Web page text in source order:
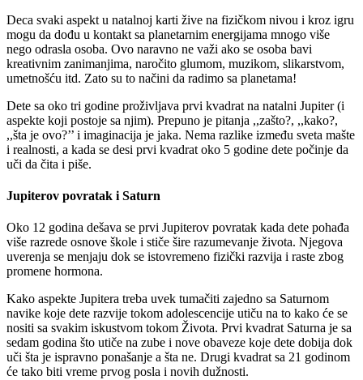
Deca svaki aspekt u natalnoj karti žive na fizičkom nivou i kroz igru
mogu da dođu u kontakt sa planetarnim energijama mnogo više
nego odrasla osoba. Ovo naravno ne važi ako se osoba bavi
kreativnim zanimanjima, naročito glumom, muzikom, slikarstvom,
umetnošću itd. Zato su to načini da radimo sa planetama!
Dete sa oko tri godine proživljava prvi kvadrat na natalni Jupiter (i
aspekte koji postoje sa njim). Prepuno je pitanja ,,zašto?, ,,kako?,
,,šta je ovo?’’ i imaginacija je jaka. Nema razlike između sveta mašte
i realnosti, a kada se desi prvi kvadrat oko 5 godine dete počinje da
uči da čita i piše.
Jupiterov povratak i Saturn
Oko 12 godina dešava se prvi Jupiterov povratak kada dete pohađa
više razrede osnove škole i stiče šire razumevanje života. Njegova
uverenja se menjaju dok se istovremeno fizički razvija i raste zbog
promene hormona.
Kako aspekte Jupitera treba uvek tumačiti zajedno sa Saturnom
navike koje dete razvije tokom adolescencije utiču na to kako će se
nositi sa svakim iskustvom tokom Života. Prvi kvadrat Saturna je sa
sedam godina što utiče na zube i nove obaveze koje dete dobija dok
uči šta je ispravno ponašanje a šta ne. Drugi kvadrat sa 21 godinom
će tako biti vreme prvog posla i novih dužnosti.